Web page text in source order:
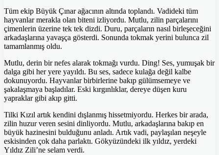
Tüm ekip Büyük Çınar ağacının altında toplandı. Vadideki tüm
hayvanlar merakla olan biteni izliyordu. Mutlu, zilin parçalarını
çimenlerin üzerine tek tek dizdi. Duru, parçaların nasıl birleşeceğini
arkadaşlarına yavaşça gösterdi. Sonunda tokmak yerini bulunca zil
tamamlanmış oldu.
Mutlu, derin bir nefes alarak tokmağı vurdu. Ding! Ses, yumuşak bir
dalga gibi her yere yayıldı. Bu ses, sadece kulağa değil kalbe
dokunuyordu. Hayvanlar birbirlerine bakıp gülümsemeye ve
şakalaşmaya başladılar. Eski kırgınlıklar, dereye düşen kuru
yapraklar gibi akıp gitti.
Tilki Kızıl artık kendini dışlanmış hissetmiyordu. Herkes bir arada,
zilin huzur veren sesini dinliyordu. Mutlu, arkadaşlarına bakıp en
büyük hazinesini bulduğunu anladı. Artık vadi, paylaşılan neşeyle
eskisinden çok daha parlaktı. Gökyüzündeki ilk yıldız, yerdeki
Yıldız Zili’ne selam verdi.